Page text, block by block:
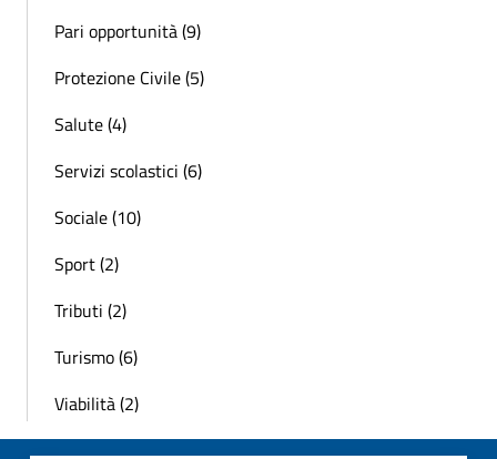
Pari opportunità (9)
Protezione Civile (5)
Salute (4)
Servizi scolastici (6)
Sociale (10)
Sport (2)
Tributi (2)
Turismo (6)
Viabilità (2)